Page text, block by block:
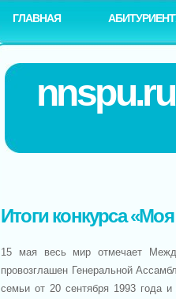
ГЛАВНАЯ
nnspu.ru
Итоги конкурса
15 мая весь мир отмечает
провозглашен Генеральной
семьи от 20 сентября 1993 года